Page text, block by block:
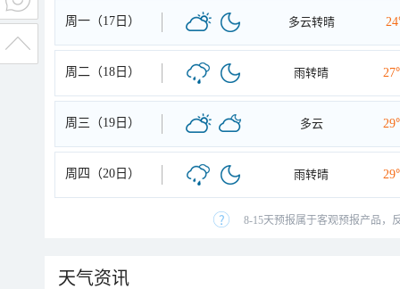
周一（17日） 多云转晴
周二（18日） 雨转晴
周三（19日） 多云
周四（20日） 雨转晴
8-15天预报属于客观预报产品，
天气资讯